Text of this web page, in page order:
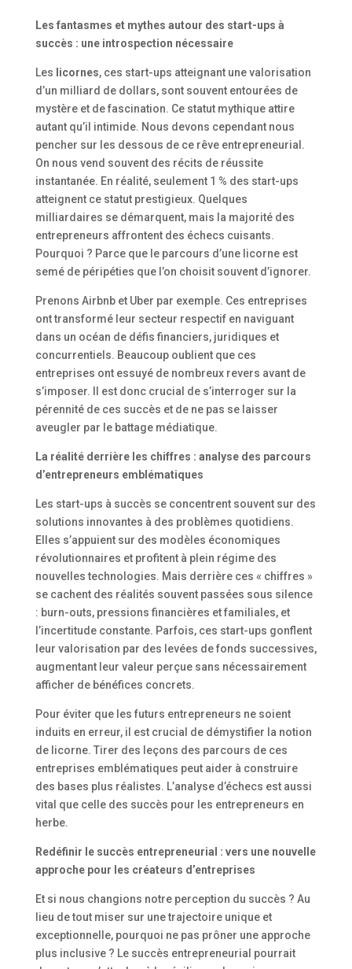
Les fantasmes et mythes autour des start-ups à
succès : une introspection nécessaire
Les licornes, ces start-ups atteignant une valorisation
d’un milliard de dollars, sont souvent entourées de
mystère et de fascination. Ce statut mythique attire
autant qu’il intimide. Nous devons cependant nous
pencher sur les dessous de ce rêve entrepreneurial.
On nous vend souvent des récits de réussite
instantanée. En réalité, seulement 1 % des start-ups
atteignent ce statut prestigieux. Quelques
milliardaires se démarquent, mais la majorité des
entrepreneurs affrontent des échecs cuisants.
Pourquoi ? Parce que le parcours d’une licorne est
semé de péripéties que l’on choisit souvent d’ignorer.
Prenons Airbnb et Uber par exemple. Ces entreprises
ont transformé leur secteur respectif en naviguant
dans un océan de défis financiers, juridiques et
concurrentiels. Beaucoup oublient que ces
entreprises ont essuyé de nombreux revers avant de
s’imposer. Il est donc crucial de s’interroger sur la
pérennité de ces succès et de ne pas se laisser
aveugler par le battage médiatique.
La réalité derrière les chiffres : analyse des parcours
d’entrepreneurs emblématiques
Les start-ups à succès se concentrent souvent sur des
solutions innovantes à des problèmes quotidiens.
Elles s’appuient sur des modèles économiques
révolutionnaires et profitent à plein régime des
nouvelles technologies. Mais derrière ces « chiffres »
se cachent des réalités souvent passées sous silence
: burn-outs, pressions financières et familiales, et
l’incertitude constante. Parfois, ces start-ups gonflent
leur valorisation par des levées de fonds successives,
augmentant leur valeur perçue sans nécessairement
afficher de bénéfices concrets.
Pour éviter que les futurs entrepreneurs ne soient
induits en erreur, il est crucial de démystifier la notion
de licorne. Tirer des leçons des parcours de ces
entreprises emblématiques peut aider à construire
des bases plus réalistes. L’analyse d’échecs est aussi
vital que celle des succès pour les entrepreneurs en
herbe.
Redéfinir le succès entrepreneurial : vers une nouvelle
approche pour les créateurs d’entreprises
Et si nous changions notre perception du succès ? Au
lieu de tout miser sur une trajectoire unique et
exceptionnelle, pourquoi ne pas prôner une approche
plus inclusive ? Le succès entrepreneurial pourrait